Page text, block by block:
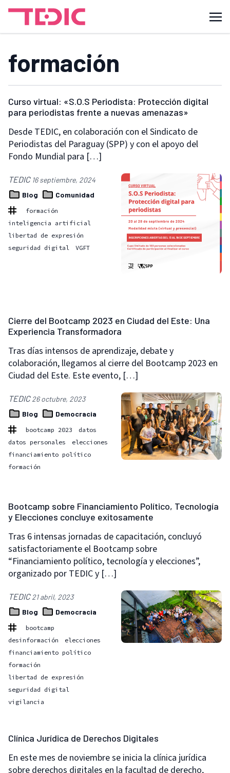
formación
Curso virtual: «S.O.S Periodista: Protección digital
para periodistas frente a nuevas amenazas»
Desde TEDIC, en colaboración con el Sindicato de
Periodistas del Paraguay (SPP) y con el apoyo del
Fondo Mundial para […]
TEDIC 16 septiembre, 2024
Blog
Comunidad
formación
inteligencia artificial
libertad de expresión
seguridad digital
VGFT
Cierre del Bootcamp 2023 en Ciudad del Este: Una
Experiencia Transformadora
Tras días intensos de aprendizaje, debate y
colaboración, llegamos al cierre del Bootcamp 2023 en
Ciudad del Este. Este evento, […]
TEDIC26 octubre, 2023
Blog
Democracia
bootcamp 2023
datos
datos personales
elecciones
financiamiento político
formación
Bootcamp sobre Financiamiento Político, Tecnología
y Elecciones concluye exitosamente
Tras 6 intensas jornadas de capacitación, concluyó
satisfactoriamente el Bootcamp sobre
“Financiamiento político, tecnología y elecciones”,
organizado por TEDIC y […]
TEDIC21 abril, 2023
Blog
Democracia
bootcamp
desinformación
elecciones
financiamiento político
formación
libertad de expresión
seguridad digital
vigilancia
Clínica Jurídica de Derechos Digitales
En este mes de noviembre se inicia la clínica jurídica
sobre derechos digitales en la facultad de derecho,